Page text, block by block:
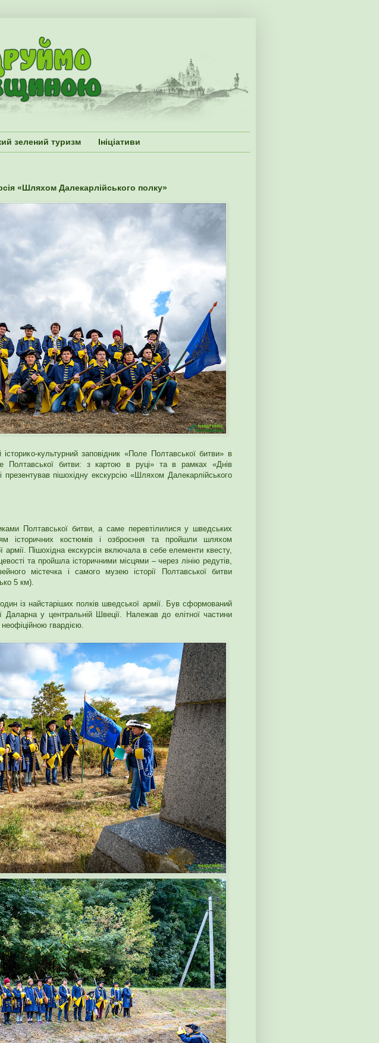
зелений туризм Ініціативи
«Шляхом Далекарлійського полку»
культурний заповідник «Поле Полтавської битви» в
Полтавської битви: з картою в руці» та в рамках «Днів
презентував пішохідну екскурсію «Шляхом Далекарлійського
Полтавської битви, а саме перевтілилися у шведських
історичних костюмів і озброєння та пройшли шляхом
армії. Пішохідна екскурсія включала в себе елементи квесту,
та пройшла історичними місцями – через лінію редутів,
містечка і самого музею історії Полтавської битви
5 км).
із найстаріших полків шведської армії. Був сформований
Даларна у центральній Швеції. Належав до елітної частини
гвардією.